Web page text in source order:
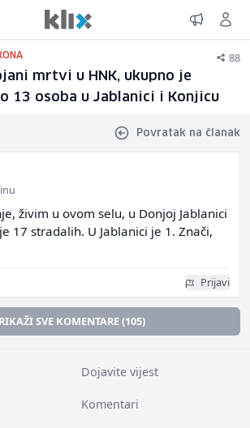
88
mrtvi u HNK, ukupno je
13 osoba u Jablanici i Konjicu
Povratak na članak
živim u ovom selu, u Donjoj Jablanici
17 stradalih. U Jablanici je 1. Znači,
Prijavi
SVE KOMENTARE (105)
Dojavite vijest
Komentari